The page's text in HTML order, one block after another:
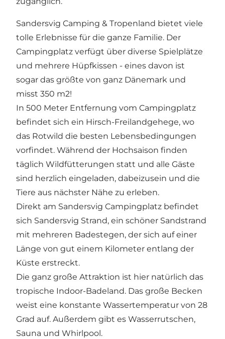
Sandersvig Camping & Tropenland bietet viele
tolle Erlebnisse für die ganze Familie. Der
Campingplatz verfügt über diverse Spielplätze
und mehrere Hüpfkissen - eines davon ist
sogar das größte von ganz Dänemark und
misst 350 m2!
In 500 Meter Entfernung vom Campingplatz
befindet sich ein Hirsch-Freilandgehege, wo
das Rotwild die besten Lebensbedingungen
vorfindet. Während der Hochsaison finden
täglich Wildfütterungen statt und alle Gäste
sind herzlich eingeladen, dabeizusein und die
Tiere aus nächster Nähe zu erleben.
Direkt am Sandersvig Campingplatz befindet
sich Sandersvig Strand, ein schöner Sandstrand
mit mehreren Badestegen, der sich auf einer
Länge von gut einem Kilometer entlang der
Küste erstreckt.
Die ganz große Attraktion ist hier natürlich das
tropische Indoor-Badeland. Das große Becken
weist eine konstante Wassertemperatur von 28
Grad auf. Außerdem gibt es Wasserrutschen,
Sauna und Whirlpool.